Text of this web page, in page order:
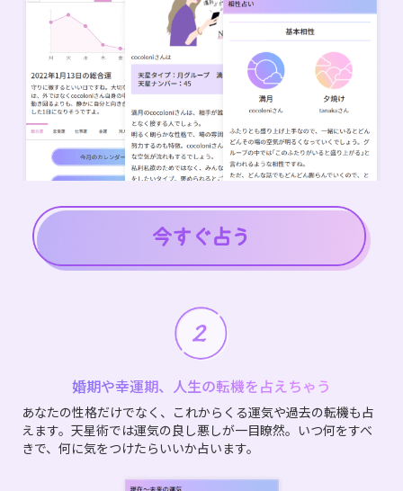
婚期や幸運期、人生の転機を占えちゃう
あなたの性格だけでなく、これからくる運気や過去の転機も占
えます。天星術では運気の良し悪しが一目瞭然。いつ何をすべ
きで、何に気をつけたらいいか占います。